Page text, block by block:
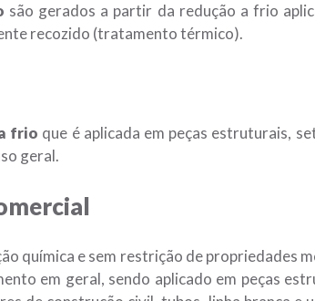
são gerados a partir da redução a frio
recozido (tratamento térmico).
frio que é aplicada em peças estruturais,
geral.
química e sem restrição de propriedades
em geral, sendo aplicado em peças